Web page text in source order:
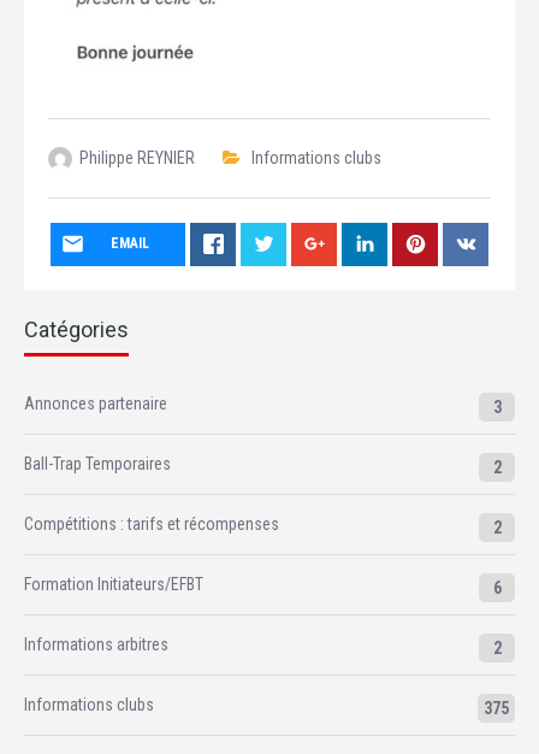
Philippe REYNIER Informations clubs
EMAIL
Catégories
Annonces partenaire 3
Ball-Trap Temporaires 2
Compétitions : tarifs et récompenses 2
Formation Initiateurs/EFBT 6
Informations arbitres 2
Informations clubs 375